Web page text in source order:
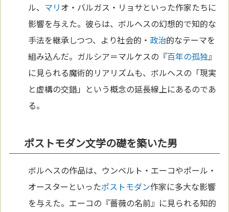
ル、 マリオ・バルガス・リョサといった作家たちに
影響を与えた。彼らは、ボルヘスの幻想的で知的な
手法を継承しつつ、より社会的・ 政治的なテーマを
組み込んだ。ガルシア＝マルケスの『百年の孤独』
に見られる魔術的リアリズムも、ボルヘスの「現実
と虚構の交錯」という概念の延長線上にあるのであ
る。
ポストモダン文学の礎を築いた男
ボルヘスの作品は、ウンベルト・エーコやポール・
オースターといったポストモダン作家に多大な影響
を与えた。エーコの『薔薇の名前』に見られる知的